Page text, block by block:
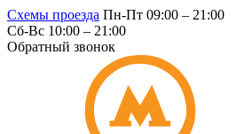
Схемы проезда Пн-Пт 09:00 – 21:00
Сб-Вс 10:00 – 21:00
Обратный звонок